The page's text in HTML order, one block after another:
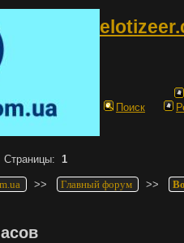
Поиск
Страницы: 1
>> Главный форум >>